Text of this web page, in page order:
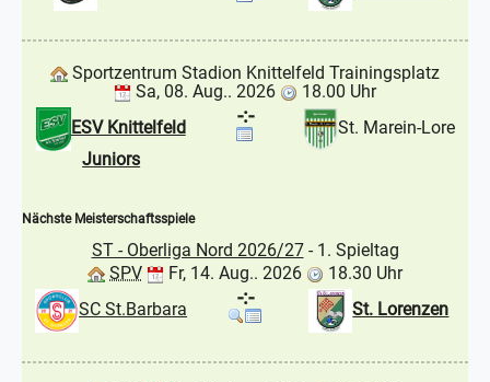
Sportzentrum Stadion Knittelfeld Trainingsplatz
Sa, 08. Aug.. 2026
18.00 Uhr
ESV Knittelfeld
Juniors
St. Marein-Lore
-:-
Nächste Meisterschaftsspiele
ST - Oberliga Nord 2026/27- 1. Spieltag
SPV
Fr, 14. Aug.. 2026
18.30 Uhr
SC St.Barbara
St. Lorenzen
-:-